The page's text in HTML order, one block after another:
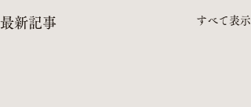
最新記事 すべて表示